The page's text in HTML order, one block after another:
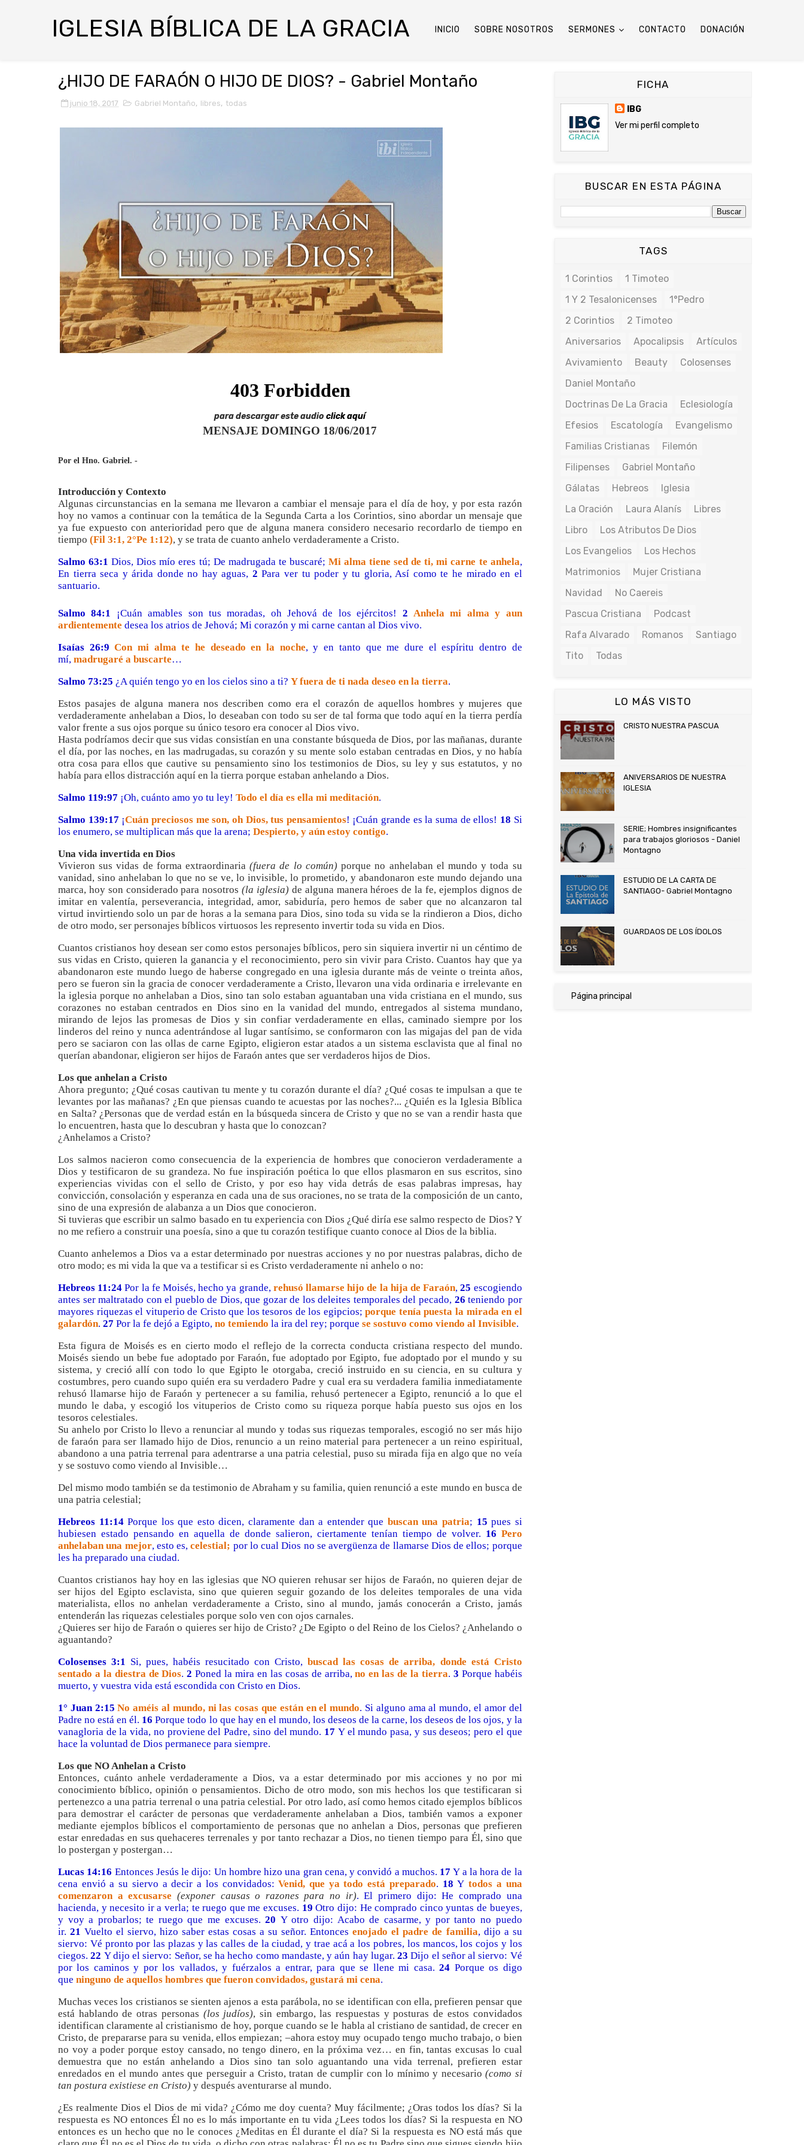
IGLESIA BÍBLICA DE LA GRACIA INICIO SOBRE NOSOTROS SERMONES CONTACTO DONACIÓN
¿HIJO DE FARAÓN O HIJO DE DIOS? - Gabriel Montaño
junio 18, 2017 Gabriel Montaño, libres, todas
para descargar este audioclick aquí
MENSAJE DOMINGO 18/06/2017
Por el Hno. Gabriel. -
Introducción y Contexto
Algunas circunstancias en la semana me llevaron a cambiar el mensaje para el día de hoy, y por esta razón
hoy no vamos a continuar con la temática de la Segunda Carta a los Corintios, sino abordar un mensaje que
ya fue expuesto con anterioridad pero que de alguna manera considero necesario recordarlo de tiempo en
tiempo (Fil 3:1, 2°Pe 1:12), y se trata de cuanto anhelo verdaderamente a Cristo.
Salmo 63:1 Dios, Dios mío eres tú; De madrugada te buscaré; Mi alma tiene sed de ti, mi carne te anhela,
En tierra seca y árida donde no hay aguas, 2 Para ver tu poder y tu gloria, Así como te he mirado en el
santuario.
Salmo 84:1 ¡Cuán amables son tus moradas, oh Jehová de los ejércitos! 2 Anhela mi alma y aun
ardientemente desea los atrios de Jehová; Mi corazón y mi carne cantan al Dios vivo.
Isaías 26:9 Con mi alma te he deseado en la noche, y en tanto que me dure el espíritu dentro de
mí, madrugaré a buscarte…
Salmo 73:25 ¿A quién tengo yo en los cielos sino a ti? Y fuera de ti nada deseo en la tierra.
Estos pasajes de alguna manera nos describen como era el corazón de aquellos hombres y mujeres que
verdaderamente anhelaban a Dios, lo deseaban con todo su ser de tal forma que todo aquí en la tierra perdía
valor frente a sus ojos porque su único tesoro era conocer al Dios vivo.
Hasta podríamos decir que sus vidas consistían en una constante búsqueda de Dios, por las mañanas, durante
el día, por las noches, en las madrugadas, su corazón y su mente solo estaban centradas en Dios, y no había
otra cosa para ellos que cautive su pensamiento sino los testimonios de Dios, su ley y sus estatutos, y no
había para ellos distracción aquí en la tierra porque estaban anhelando a Dios.
Salmo 119:97 ¡Oh, cuánto amo yo tu ley! Todo el día es ella mi meditación.
Salmo 139:17 ¡Cuán preciosos me son, oh Dios, tus pensamientos! ¡Cuán grande es la suma de ellos! 18 Si
los enumero, se multiplican más que la arena; Despierto, y aún estoy contigo.
Una vida invertida en Dios
Vivieron sus vidas de forma extraordinaria(fuera de lo común)porque no anhelaban el mundo y toda su
vanidad, sino anhelaban lo que no se ve, lo invisible, lo prometido, y abandonaron este mundo dejando una
marca, hoy son considerado para nosotros(la iglesia) de alguna manera héroes de la fe, ejemplos dignos de
imitar en valentía, perseverancia, integridad, amor, sabiduría, pero hemos de saber que no alcanzaron tal
virtud invirtiendo solo un par de horas a la semana para Dios, sino toda su vida se la rindieron a Dios, dicho
de otro modo, ser personajes bíblicos virtuosos les represento invertir toda su vida en Dios.
Cuantos cristianos hoy desean ser como estos personajes bíblicos, pero sin siquiera invertir ni un céntimo de
sus vidas en Cristo, quieren la ganancia y el reconocimiento, pero sin vivir para Cristo. Cuantos hay que ya
abandonaron este mundo luego de haberse congregado en una iglesia durante más de veinte o treinta años,
pero se fueron sin la gracia de conocer verdaderamente a Cristo, llevaron una vida ordinaria e irrelevante en
la iglesia porque no anhelaban a Dios, sino tan solo estaban aguantaban una vida cristiana en el mundo, sus
corazones no estaban centrados en Dios sino en la vanidad del mundo, entregados al sistema mundano,
mirando de lejos las promesas de Dios y sin confiar verdaderamente en ellas, caminado siempre por los
linderos del reino y nunca adentrándose al lugar santísimo, se conformaron con las migajas del pan de vida
pero se saciaron con las ollas de carne Egipto, eligieron estar atados a un sistema esclavista que al final no
querían abandonar, eligieron ser hijos de Faraón antes que ser verdaderos hijos de Dios.
Los que anhelan a Cristo
Ahora pregunto; ¿Qué cosas cautivan tu mente y tu corazón durante el día? ¿Qué cosas te impulsan a que te
levantes por las mañanas? ¿En que piensas cuando te acuestas por las noches?... ¿Quién es la Iglesia Bíblica
en Salta? ¿Personas que de verdad están en la búsqueda sincera de Cristo y que no se van a rendir hasta que
lo encuentren, hasta que lo descubran y hasta que lo conozcan?
¿Anhelamos a Cristo?
Los salmos nacieron como consecuencia de la experiencia de hombres que conocieron verdaderamente a
Dios y testificaron de su grandeza. No fue inspiración poética lo que ellos plasmaron en sus escritos, sino
experiencias vividas con el sello de Cristo, y por eso hay vida detrás de esas palabras impresas, hay
convicción, consolación y esperanza en cada una de sus oraciones, no se trata de la composición de un canto,
sino de una expresión de alabanza a un Dios que conocieron.
Si tuvieras que escribir un salmo basado en tu experiencia con Dios ¿Qué diría ese salmo respecto de Dios? Y
no me refiero a construir una poesía, sino a que tu corazón testifique cuanto conoce al Dios de la biblia.
Cuanto anhelemos a Dios va a estar determinado por nuestras acciones y no por nuestras palabras, dicho de
otro modo; es mi vida la que va a testificar si es Cristo verdaderamente ni anhelo o no:
Hebreos 11:24 Por la fe Moisés, hecho ya grande, rehusó llamarse hijo de la hija de Faraón,25 escogiendo
antes ser maltratado con el pueblo de Dios, que gozar de los deleites temporales del pecado, 26 teniendo por
mayores riquezas el vituperio de Cristo que los tesoros de los egipcios;porque tenía puesta la mirada en el
galardón. 27 Por la fe dejó a Egipto, no temiendo la ira del rey; porque se sostuvo como viendo al Invisible.
Esta figura de Moisés es en cierto modo el reflejo de la correcta conducta cristiana respecto del mundo.
Moisés siendo un bebe fue adoptado por Faraón, fue adoptado por Egipto, fue adoptado por el mundo y su
sistema, y creció allí con todo lo que Egipto le otorgaba, creció instruido en su ciencia, en su cultura y
costumbres, pero cuando supo quién era su verdadero Padre y cual era su verdadera familia inmediatamente
rehusó llamarse hijo de Faraón y pertenecer a su familia, rehusó pertenecer a Egipto, renunció a lo que el
mundo le daba, y escogió los vituperios de Cristo como su riqueza porque había puesto sus ojos en los
tesoros celestiales.
Su anhelo por Cristo lo llevo a renunciar al mundo y todas sus riquezas temporales, escogió no ser más hijo
de faraón para ser llamado hijo de Dios, renuncio a un reino material para pertenecer a un reino espiritual,
abandono a una patria terrenal para adentrarse a una patria celestial, puso su mirada fija en algo que no veía
y se sostuvo como viendo al Invisible…
Del mismo modo también se da testimonio de Abraham y su familia, quien renunció a este mundo en busca de
una patria celestial;
Hebreos 11:14Porque los que esto dicen, claramente dan a entender que buscan una patria; 15 pues si
hubiesen estado pensando en aquella de donde salieron, ciertamente tenían tiempo de volver. 16 Pero
anhelaban una mejor, esto es,celestial; por lo cual Dios no se avergüenza de llamarse Dios de ellos; porque
les ha preparado una ciudad.
Cuantos cristianos hay hoy en las iglesias que NO quieren rehusar ser hijos de Faraón, no quieren dejar de
ser hijos del Egipto esclavista, sino que quieren seguir gozando de los deleites temporales de una vida
materialista, ellos no anhelan verdaderamente a Cristo, sino al mundo, jamás conocerán a Cristo, jamás
entenderán las riquezas celestiales porque solo ven con ojos carnales.
¿Quieres ser hijo de Faraón o quieres ser hijo de Cristo? ¿De Egipto o del Reino de los Cielos? ¿Anhelando o
aguantando?
Colosenses 3:1 Si, pues, habéis resucitado con Cristo,buscad las cosas de arriba, donde está Cristo
sentado a la diestra de Dios.2 Poned la mira en las cosas de arriba,no en las de la tierra. 3 Porque habéis
muerto, y vuestra vida está escondida con Cristo en Dios.
1° Juan 2:15 No améis al mundo, ni las cosas que están en el mundo. Si alguno ama al mundo, el amor del
Padre no está en él. 16 Porque todo lo que hay en el mundo, los deseos de la carne, los deseos de los ojos, y la
vanagloria de la vida, no proviene del Padre, sino del mundo. 17 Y el mundo pasa, y sus deseos; pero el que
hace la voluntad de Dios permanece para siempre.
Los que NO Anhelan a Cristo
Entonces, cuánto anhele verdaderamente a Dios, va a estar determinado por mis acciones y no por mi
conocimiento bíblico, opinión o pensamientos. Dicho de otro modo, son mis hechos los que testificaran si
pertenezco a una patria terrenal o una patria celestial. Por otro lado, así como hemos citado ejemplos bíblicos
para demostrar el carácter de personas que verdaderamente anhelaban a Dios, también vamos a exponer
mediante ejemplos bíblicos el comportamiento de personas que no anhelan a Dios, personas que prefieren
estar enredadas en sus quehaceres terrenales y por tanto rechazar a Dios, no tienen tiempo para Él, sino que
lo postergan y postergan…
Lucas 14:16 Entonces Jesús le dijo: Un hombre hizo una gran cena, y convidó a muchos. 17 Y a la hora de la
cena envió a su siervo a decir a los convidados:Venid, que ya todo está preparado. 18 Ytodos a una
comenzaron a excusarse (exponer causas o razones para no ir). El primero dijo: He comprado una
hacienda, y necesito ir a verla; te ruego que me excuses. 19 Otro dijo: He comprado cinco yuntas de bueyes,
y voy a probarlos; te ruego que me excuses.20 Y otro dijo: Acabo de casarme, y por tanto no puedo
ir.21 Vuelto el siervo, hizo saber estas cosas a su señor. Entoncesenojado el padre de familia, dijo a su
siervo: Vé pronto por las plazas y las calles de la ciudad, y trae acá a los pobres, los mancos, los cojos y los
ciegos.22 Y dijo el siervo: Señor, se ha hecho como mandaste, y aún hay lugar.23 Dijo el señor al siervo: Vé
por los caminos y por los vallados, y fuérzalos a entrar, para que se llene mi casa.24 Porque os digo
que ninguno de aquellos hombres que fueron convidados, gustará mi cena.
Muchas veces los cristianos se sienten ajenos a esta parábola, no se identifican con ella, prefieren pensar que
está hablando de otras personas (los judíos), sin embargo, las respuestas y posturas de estos convidados
identifican claramente al cristianismo de hoy, porque cuando se le habla al cristiano de santidad, de crecer en
Cristo, de prepararse para su venida, ellos empiezan; –ahora estoy muy ocupado tengo mucho trabajo, o bien
no voy a poder porque estoy cansado, no tengo dinero, en la próxima vez… en fin, tantas excusas lo cual
demuestra que no están anhelando a Dios sino tan solo aguantando una vida terrenal, prefieren estar
enredados en el mundo antes que perseguir a Cristo, tratan de cumplir con lo mínimo y necesario(como si
tan postura existiese en Cristo) y después aventurarse al mundo.
¿Es realmente Dios el Dios de mi vida? ¿Cómo me doy cuenta? Muy fácilmente; ¿Oras todos los días? Si la
respuesta es NO entonces Él no es lo más importante en tu vida ¿Lees todos los días? Si la respuesta en NO
entonces es un hecho que no le conoces ¿Meditas en Él durante el día? Si la respuesta es NO está más que
FICHA
IBG
Ver mi perfil completo
BUSCAR EN ESTA PÁGINA
TAGS
1 Corintios
1 Timoteo
1 Y 2 Tesalonicenses
1°Pedro
2 Corintios
2 Timoteo
Aniversarios
Apocalipsis
Artículos
Avivamiento
Beauty
Colosenses
Daniel Montaño
Doctrinas De La Gracia
Eclesiología
Efesios
Escatología
Evangelismo
Familias Cristianas
Filemón
Filipenses
Gabriel Montaño
Gálatas
Hebreos
Iglesia
La Oración
Laura Alanís
Libres
Libro
Los Atributos De Dios
Los Evangelios
Los Hechos
Matrimonios
Mujer Cristiana
Navidad
No Caereis
Pascua Cristiana
Podcast
Rafa Alvarado
Romanos
Santiago
Tito
Todas
LO MÁS VISTO
CRISTO NUESTRA PASCUA
ANIVERSARIOS DE NUESTRA
IGLESIA
SERIE; Hombres insignificantes
para trabajos gloriosos - Daniel
Montagno
ESTUDIO DE LA CARTA DE
SANTIAGO- Gabriel Montagno
GUARDAOS DE LOS ÍDOLOS
Página principal